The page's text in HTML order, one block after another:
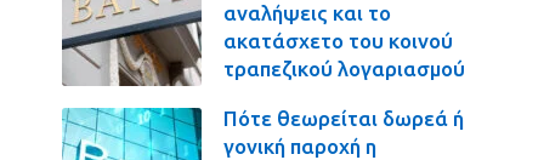
αναλήψεις και το
ακατάσχετο του κοινού
τραπεζικού λογαριασμού
Πότε θεωρείται δωρεά ή
γονική παροχή η